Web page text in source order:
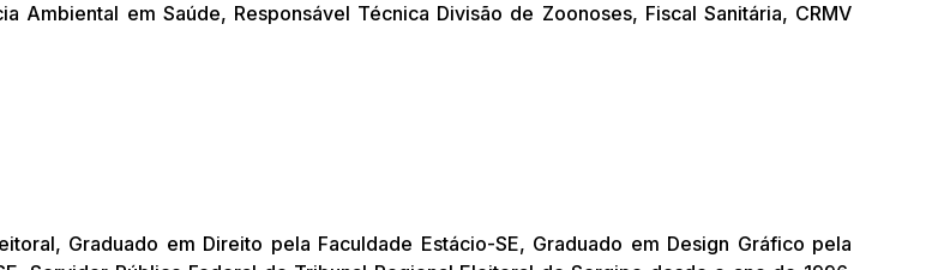
Ambiental em Saúde, Responsável Técnica Divisão de Zoonoses, Fiscal Sanitária, CRMV
Graduado em Direito pela Faculdade Estácio-SE, Graduado em Design Gráfico pela